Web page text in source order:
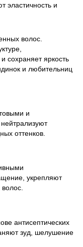
эластичность и
волос.
сохраняет яркость
и любительниц
и
оттенков.
укрепляют
антисептических
зуд, шелушение